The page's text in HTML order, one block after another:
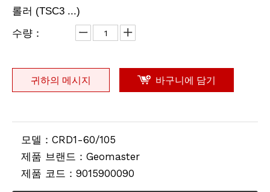
롤러 (TSC3 ...)
수량：
귀하의 메시지 바구니에 담기
모델： CRD1-60/105
제품 브랜드： Geomaster
제품 코드： 9015900090